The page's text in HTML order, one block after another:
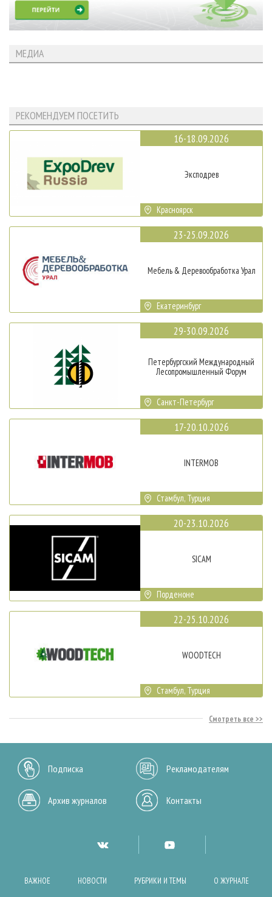
МЕДИА
РЕКОМЕНДУЕМ ПОСЕТИТЬ
16-18.09.2026
Эксподрев
Красноярск
23-25.09.2026
Мебель & Деревообработка Урал
Екатеринбург
29-30.09.2026
Петербургский Международный
Лесопромышленный Форум
Санкт-Петербург
17-20.10.2026
INTERMOB
Стамбул, Турция
20-23.10.2026
SICAM
Порденоне
22-25.10.2026
WOODTECH
Стамбул, Турция
Смотреть все
Подписка Рекламодателям
Архив журналов Контакты
ВАЖНОЕ НОВОСТИ РУБРИКИ И ТЕМЫ О ЖУРНАЛЕ